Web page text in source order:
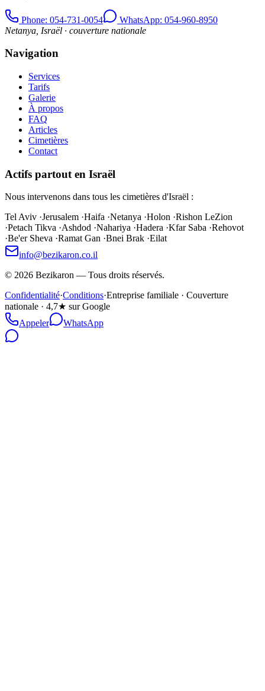
Phone: 054-731-0054
WhatsApp: 054-960-8950
Netanya, Israël · couverture nationale
Navigation
Services
Tarifs
Galerie
À propos
FAQ
Articles
Cimetières
Contact
Actifs partout en Israël
Nous intervenons dans tous les cimetières d'Israël :
Tel Aviv ·Jerusalem ·Haifa ·Netanya ·Holon ·Rishon LeZion
·Petach Tikva ·Ashdod ·Nahariya ·Hadera ·Kfar Saba ·Rehovot
·Be'er Sheva ·Ramat Gan ·Bnei Brak ·Eilat
info@bezikaron.co.il
© 2026 Bezikaron — Tous droits réservés.
Confidentialité·Conditions·Entreprise familiale · Couverture
nationale · 4,7★ sur Google
Appeler
WhatsApp